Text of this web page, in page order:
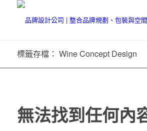
標籤存檔： Wine Concept Design
無法找到任何內